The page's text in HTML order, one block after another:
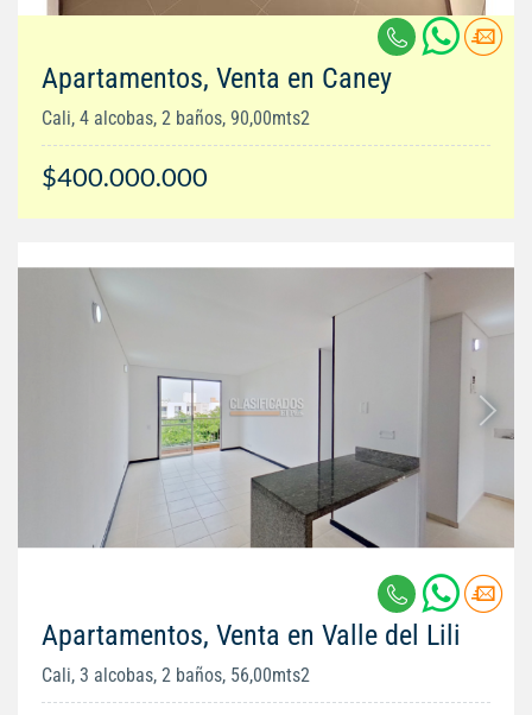
Apartamentos, Venta en Caney
Cali, 4 alcobas, 2 baños, 90,00mts2
$400.000.000
Apartamentos, Venta en Valle del Lili
Cali, 3 alcobas, 2 baños, 56,00mts2